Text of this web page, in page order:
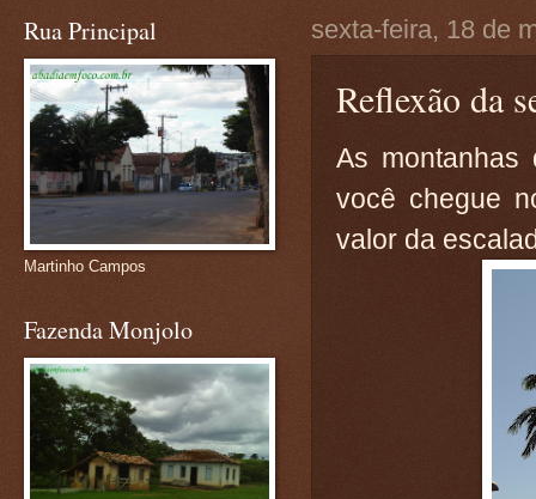
sexta-feira, 18 de
Reflexão da
As montanhas
você chegue
valor da
Rua Principal
Martinho Campos
Fazenda Monjolo